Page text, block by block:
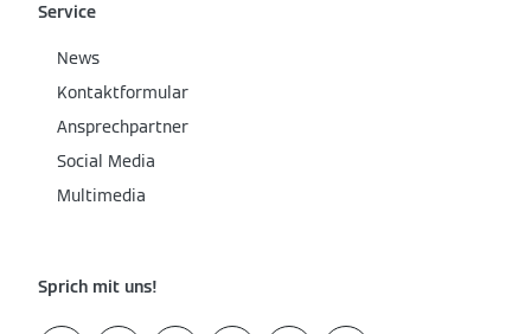
Service
News
Kontaktformular
Ansprechpartner
Social Media
Multimedia
Sprich mit uns!